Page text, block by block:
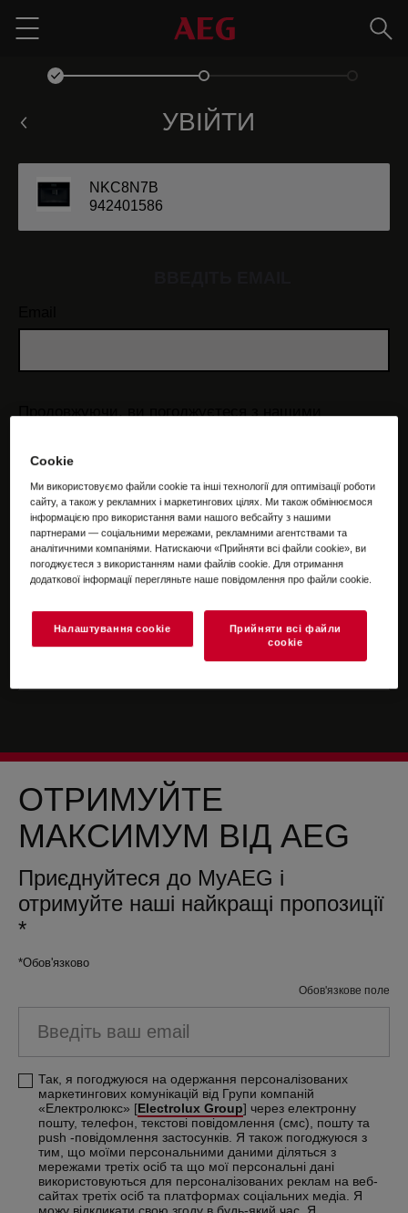
Menu
УВІЙТИ
NKC8N7B
942401586
Продовжуючи, ви погоджуєтеся з нашими
Щоб отримати інформацію про те, як ми
обробляємо ваші персональні дані, перегляньте
нашу сторінку прозахист даних.
ОТРИМУЙТЕ
МАКСИМУМ ВІД AEG
Приєднуйтеся до MyAEG і
отримуйте наші найкращі пропозиції
*
*Обов'язково
Обов'язкове поле
Так, я погоджуюся на одержання персоналізованих
маркетингових комунікацій від Групи компаній
«Електролюкс» [Electrolux Group] через електронну
пошту, телефон, текстові повідомлення (смс), пошту та
push -повідомлення застосунків. Я також погоджуюся з
тим, що моїми персональними даними діляться з
мережами третіх осіб та що мої персональні дані
використовуються для персоналізованих реклам на веб-
сайтах третіх осіб та платформах соціальних медіа. Я
Cookie
Ми використовуємо файли cookie та інші технології для оптимізації роботи
сайту, а також у рекламних і маркетингових цілях. Ми також обмінюємося
інформацією про використання вами нашого вебсайту з нашими
партнерами — соціальними мережами, рекламними агентствами та
аналітичними компаніями. Натискаючи «Прийняти всі файли сookie», ви
погоджуєтеся з використанням нами файлів cookie. Для отримання
додаткової інформації перегляньте наше повідомлення про файли сookie.
Налаштування cookie
Прийняти всі файли
сookie